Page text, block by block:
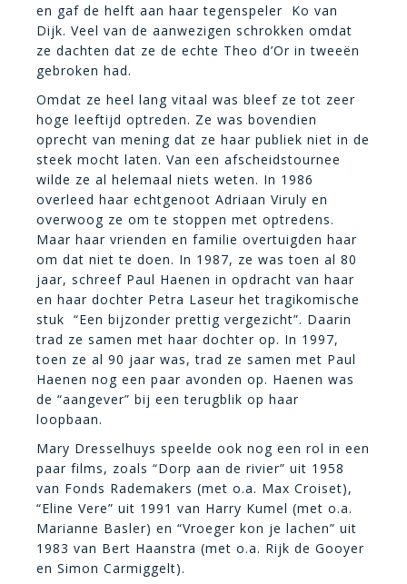
en gaf de helft aan haar tegenspeler Ko van
Dijk. Veel van de aanwezigen schrokken omdat
ze dachten dat ze de echte Theo d’Or in tweeën
gebroken had.
Omdat ze heel lang vitaal was bleef ze tot zeer
hoge leeftijd optreden. Ze was bovendien
oprecht van mening dat ze haar publiek niet in de
steek mocht laten. Van een afscheidstournee
wilde ze al helemaal niets weten. In 1986
overleed haar echtgenoot Adriaan Viruly en
overwoog ze om te stoppen met optredens.
Maar haar vrienden en familie overtuigden haar
om dat niet te doen. In 1987, ze was toen al 80
jaar, schreef Paul Haenen in opdracht van haar
en haar dochter Petra Laseur het tragikomische
stuk “Een bijzonder prettig vergezicht”. Daarin
trad ze samen met haar dochter op. In 1997,
toen ze al 90 jaar was, trad ze samen met Paul
Haenen nog een paar avonden op. Haenen was
de “aangever” bij een terugblik op haar
loopbaan.
Mary Dresselhuys speelde ook nog een rol in een
paar films, zoals “Dorp aan de rivier” uit 1958
van Fonds Rademakers (met o.a. Max Croiset),
“Eline Vere” uit 1991 van Harry Kumel (met o.a.
Marianne Basler) en “Vroeger kon je lachen” uit
1983 van Bert Haanstra (met o.a. Rijk de Gooyer
en Simon Carmiggelt).